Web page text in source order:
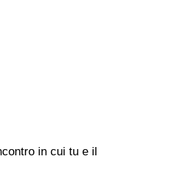
in cui tu e il